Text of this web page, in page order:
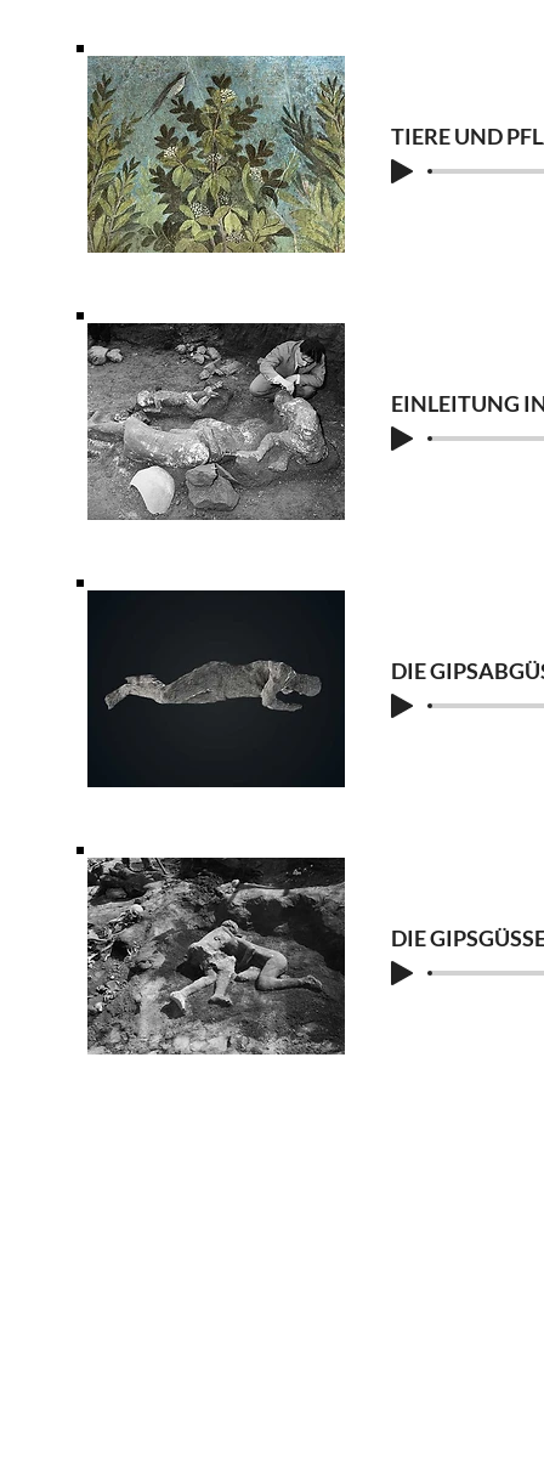
TIERE UND
EINLEITUNG
DIE
DIE